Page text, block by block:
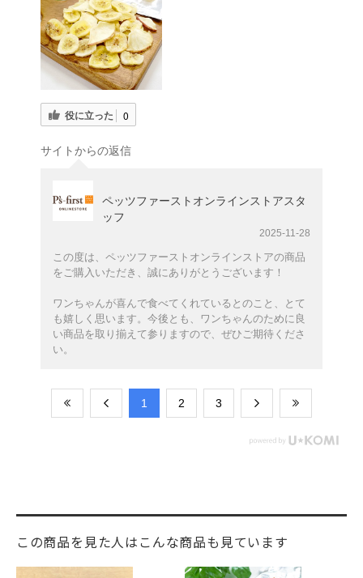
役に立った 0
サイトからの返信
ペッツファーストオンラインストアスタ
ッフ
2025-11-28
この度は、ペッツファーストオンラインストアの商品
をご購入いただき、誠にありがとうございます！
ワンちゃんが喜んで食べてくれているとのこと、とて
も嬉しく思います。今後とも、ワンちゃんのために良
い商品を取り揃えて参りますので、ぜひご期待くださ
い。
​1 ​2 ​3
この商品を見た人はこんな商品も見ています